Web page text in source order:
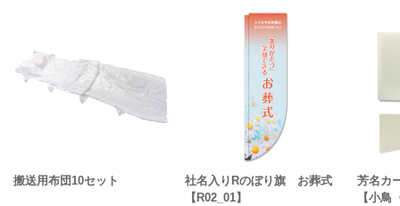
搬送用布団10セット
社名入りRのぼり旗 お葬式
【R02_01】
芳名カ
【小鳥